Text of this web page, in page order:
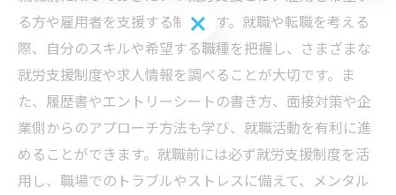
る方や雇用者を支援する制度です。就職や転職を考える
際、自分のスキルや希望する職種を把握し、さまざまな
就労支援制度や求人情報を調べることが大切です。ま
た、履歴書やエントリーシートの書き方、面接対策や企
業側からのアプローチ方法も学び、就職活動を有利に進
めることができます。就職前には必ず就労支援制度を活
用し、職場でのトラブルやストレスに備えて、メンタル
お問い合わせはこちら